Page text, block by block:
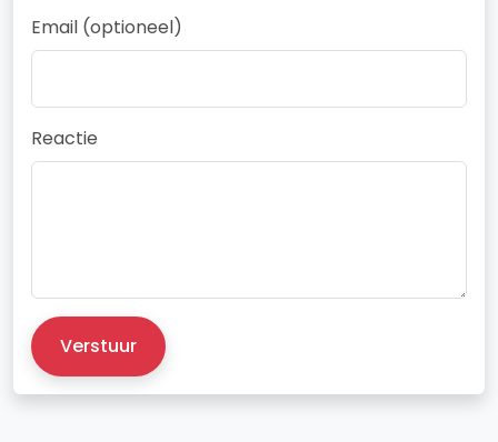
Email (optioneel)
Reactie
Verstuur